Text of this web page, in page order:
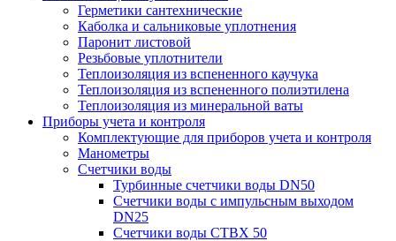
Герметики сантехнические
Каболка и сальниковые уплотнения
Паронит листовой
Резьбовые уплотнители
Теплоизоляция из вспененного каучука
Теплоизоляция из вспененного полиэтилена
Теплоизоляция из минеральной ваты
Приборы учета и контроля
Комплектующие для приборов учета и контроля
Манометры
Счетчики воды
Турбинные счетчики воды DN50
Счетчики воды с импульсным выходом
DN25
Счетчики воды СТВХ 50